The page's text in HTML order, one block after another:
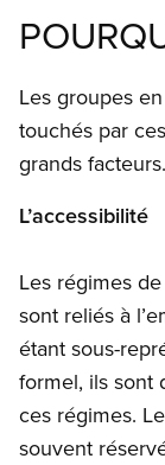
Les groupes
touchés par
grands facteurs.
L’accessibilité
Les régimes
sont reliés à
étant sous-
formel, ils sont
ces régimes.
souvent